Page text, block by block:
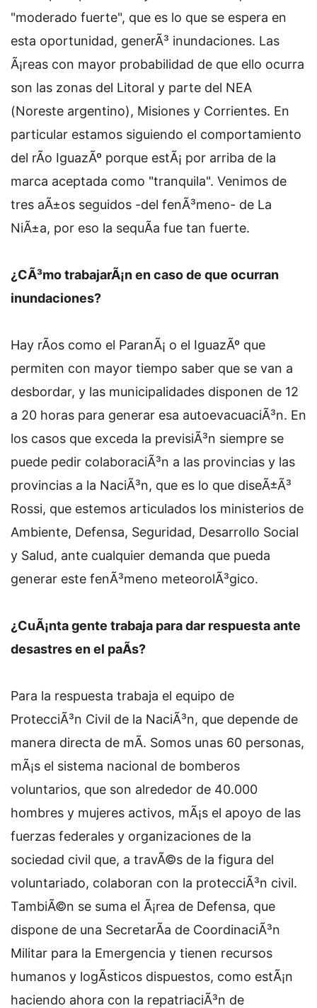
"moderado fuerte", que es lo que se espera en
esta oportunidad, generÃ³ inundaciones. Las
Ã¡reas con mayor probabilidad de que ello ocurra
son las zonas del Litoral y parte del NEA
(Noreste argentino), Misiones y Corrientes. En
particular estamos siguiendo el comportamiento
del rÃ­o IguazÃº porque estÃ¡ por arriba de la
marca aceptada como "tranquila". Venimos de
tres aÃ±os seguidos -del fenÃ³meno- de La
NiÃ±a, por eso la sequÃ­a fue tan fuerte.
¿CÃ³mo trabajarÃ¡n en caso de que ocurran
inundaciones?
Hay rÃ­os como el ParanÃ¡ o el IguazÃº que
permiten con mayor tiempo saber que se van a
desbordar, y las municipalidades disponen de 12
a 20 horas para generar esa autoevacuaciÃ³n. En
los casos que exceda la previsiÃ³n siempre se
puede pedir colaboraciÃ³n a las provincias y las
provincias a la NaciÃ³n, que es lo que diseÃ±Ã³
Rossi, que estemos articulados los ministerios de
Ambiente, Defensa, Seguridad, Desarrollo Social
y Salud, ante cualquier demanda que pueda
generar este fenÃ³meno meteorolÃ³gico.
¿CuÃ¡nta gente trabaja para dar respuesta ante
desastres en el paÃ­s?
Para la respuesta trabaja el equipo de
ProtecciÃ³n Civil de la NaciÃ³n, que depende de
manera directa de mÃ­. Somos unas 60 personas,
mÃ¡s el sistema nacional de bomberos
voluntarios, que son alrededor de 40.000
hombres y mujeres activos, mÃ¡s el apoyo de las
fuerzas federales y organizaciones de la
sociedad civil que, a travÃ©s de la figura del
voluntariado, colaboran con la protecciÃ³n civil.
TambiÃ©n se suma el Ã¡rea de Defensa, que
dispone de una SecretarÃ­a de CoordinaciÃ³n
Militar para la Emergencia y tienen recursos
humanos y logÃ­sticos dispuestos, como estÃ¡n
haciendo ahora con la repatriaciÃ³n de